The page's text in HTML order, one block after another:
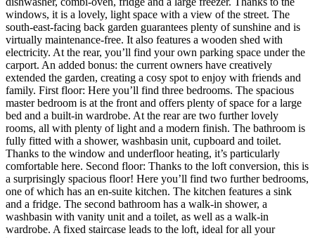
windows, it is a lovely, light space with a view of the street. The
south-east-facing back garden guarantees plenty of sunshine and is
virtually maintenance-free. It also features a wooden shed with
electricity. At the rear, you’ll find your own parking space under the
carport. An added bonus: the current owners have creatively
extended the garden, creating a cosy spot to enjoy with friends and
family. First floor: Here you’ll find three bedrooms. The spacious
master bedroom is at the front and offers plenty of space for a large
bed and a built-in wardrobe. At the rear are two further lovely
rooms, all with plenty of light and a modern finish. The bathroom is
fully fitted with a shower, washbasin unit, cupboard and toilet.
Thanks to the window and underfloor heating, it’s particularly
comfortable here. Second floor: Thanks to the loft conversion, this is
a surprisingly spacious floor! Here you’ll find two further bedrooms,
one of which has an en-suite kitchen. The kitchen features a sink
and a fridge. The second bathroom has a walk-in shower, a
washbasin with vanity unit and a toilet, as well as a walk-in
wardrobe. A fixed staircase leads to the loft, ideal for all your